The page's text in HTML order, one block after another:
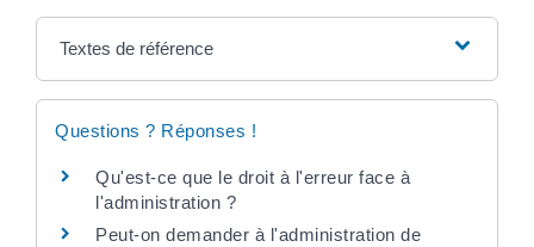
Textes de référence
Questions ? Réponses !
Qu'est-ce que le droit à l'erreur face à
l'administration ?
Peut-on demander à l'administration de